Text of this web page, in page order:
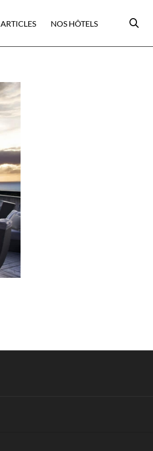
ARTICLES NOS HÔTELS